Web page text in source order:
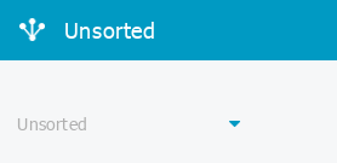
Unsorted